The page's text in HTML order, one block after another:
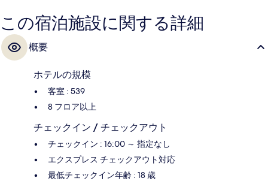
この宿泊施設に関する詳細
概要
ホテルの規模
客室 : 539
8 フロア以上
チェックイン / チェックアウト
チェックイン : 16:00 ～ 指定なし
エクスプレス チェックアウト対応
最低チェックイン年齢 : 18 歳